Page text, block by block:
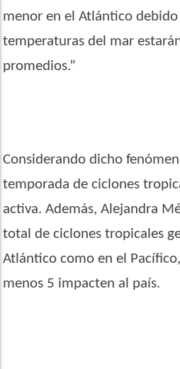
menor en el Atlántico debido
temperaturas del mar
promedios.”
Considerando dicho
temporada de ciclones
activa. Además, Alejandra
total de ciclones tropicales
Atlántico como en el
menos 5 impacten al país.